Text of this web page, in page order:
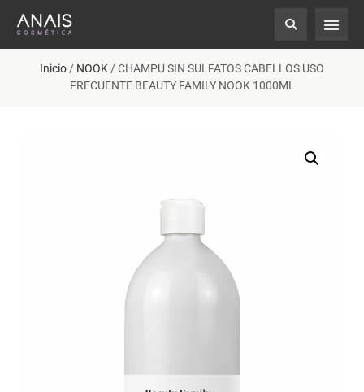
Inicio / NOOK / CHAMPU SIN SULFATOS CABELLOS USO
FRECUENTE BEAUTY FAMILY NOOK 1000ML